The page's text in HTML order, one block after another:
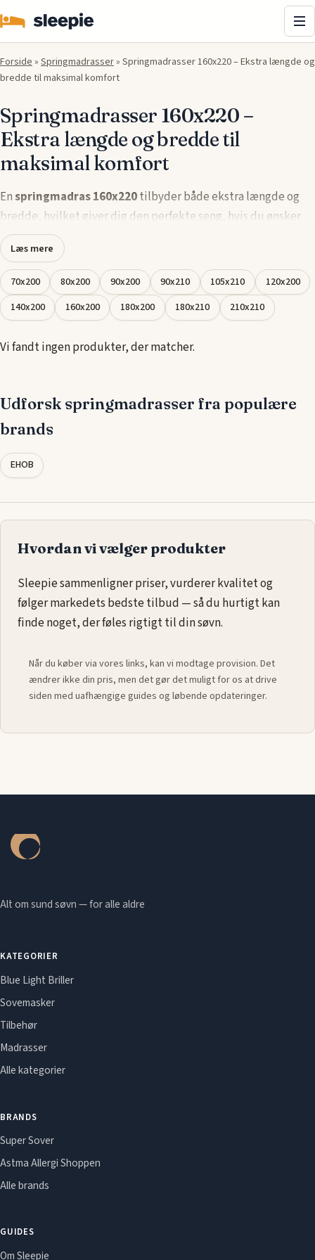
Forside» Springmadrasser» Springmadrasser 160x220 – Ekstra længde og
bredde til maksimal komfort
Springmadrasser 160x220 –
Ekstra længde og bredde til
maksimal komfort
Enspringmadras 160x220tilbyder både ekstra længde og
bredde, hvilket giver dig den perfekte seng , hvis du ønsker
ekstra plads til at strække dig ud. Denne størrelse er ideel for
par eller personer, der ønsker mere bevægelsesfrihed og
komfort hele natten. Fjedersystemet tilpasser sig din krop og
giver optimal støtte og trykaflastning for en god og
uforstyrret søvn.
Vores udvalg afspringmadrasser i 160x220
former sig efter din krop, kan du finde den perfekte løsning til
at sikre en afslappende og sund søvn hver nat.
Læs mere
70x200 80x200 90x200 90x210 105x210
120x200
140x200
160x200 180x200 180x210 210x210
Vi fandt ingen produkter, der matcher.
Udforsk springmadrasser fra populære
brands
EHOB
Hvordan vi vælger produkter
Sleepie sammenligner priser, vurderer kvalitet og
følger markedets bedste tilbud — så du hurtigt kan
finde noget, der føles rigtigt til din søvn.
Når du køber via vores links, kan vi modtage provision. Det
ændrer ikke din pris, men det gør det muligt for os at drive
siden med uafhængige guides og løbende opdateringer.
Alt om sund søvn — for alle aldre
KATEGORIER
Blue Light Briller
Sovemasker
Tilbehør
Madrasser
Alle kategorier
BRANDS
Super Sover
Astma Allergi Shoppen
Alle brands
GUIDES
Om Sleepie